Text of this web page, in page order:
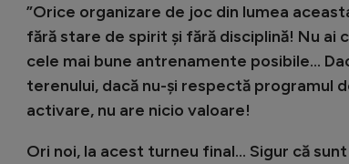
”Orice organizare de joc din lumea
fără stare de spirit și fără disciplină! Nu ai
cele mai bune antrenamente posibile…
terenului, dacă nu-și respectă programul
activare, nu are nicio valoare!
Ori noi, la acest turneu final… Sigur că